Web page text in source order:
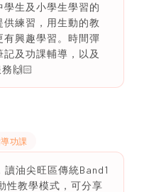
生及小學生學習的
練習，用生動的教
興趣學習。時間彈
及功課輔導，以及
🙌🏻
功課
油尖旺區傳統Band1
性教學模式，可分享